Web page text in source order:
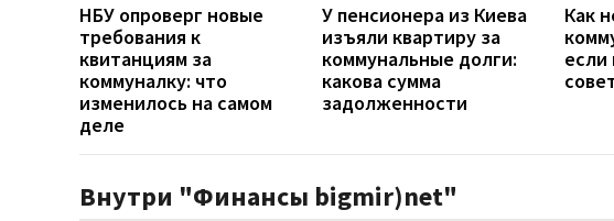
НБУ опроверг новые
требования к
квитанциям за
коммуналку: что
изменилось на самом
деле
У пенсионера из Киева
изъяли квартиру за
коммунальные долги:
какова сумма
задолженности
Как
если
Внутри "Финансы bigmir)net"